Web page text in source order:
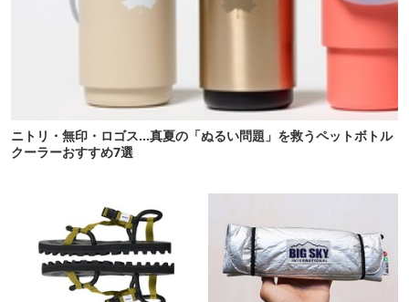
ニトリ・無印・ロゴス…真夏の「ぬるい問題」を救うペットボトル
クーラーおすすめ7選